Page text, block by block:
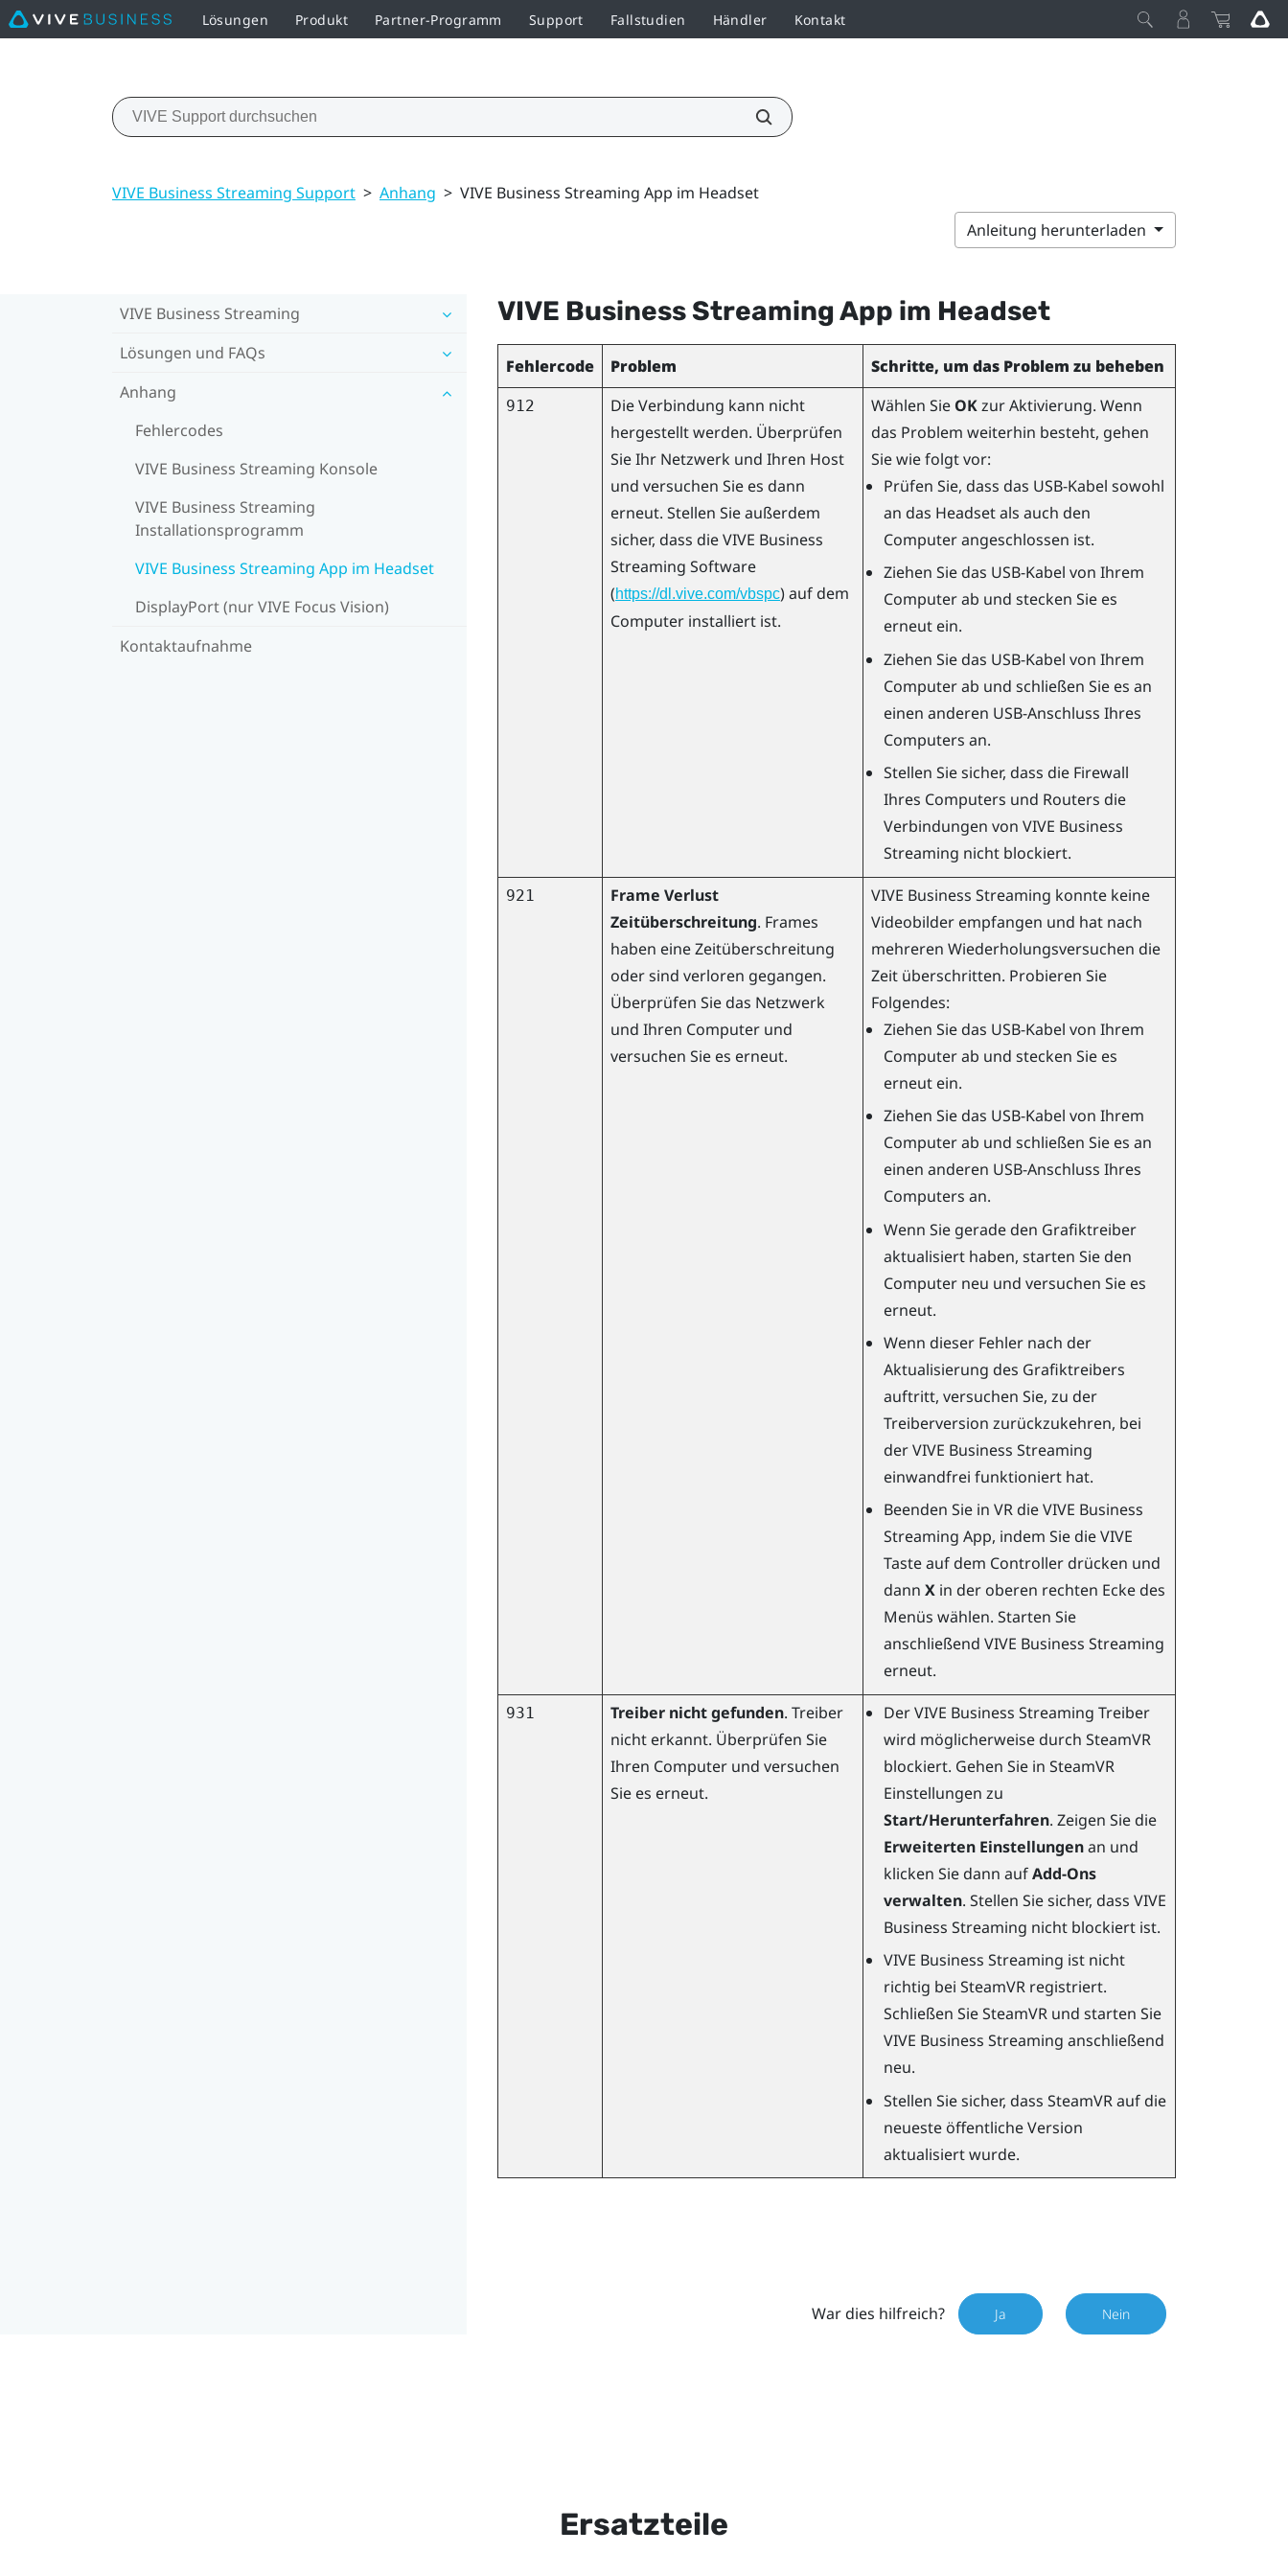
Lösungen Produkt Partner-Programm Support Fallstudien Händler Kontakt
VIVE Business Streaming Support > Anhang > VIVE Business Streaming App im Headset
Anleitung herunterladen
VIVE Business Streaming
Lösungen und FAQs
Anhang
Fehlercodes
VIVE Business Streaming Konsole
VIVE Business Streaming
Installationsprogramm
VIVE Business Streaming App im Headset
DisplayPort (nur VIVE Focus Vision)
Kontaktaufnahme
VIVE Business StreamingApp im Headset
Fehlercode Problem Schritte, um das Problem zu beheben
912
Die Verbindung kann nicht
hergestellt werden. Überprüfen
Sie Ihr Netzwerk und Ihren Host
und versuchen Sie es dann
erneut. Stellen Sie außerdem
sicher, dass dieVIVE Business
Streaming Software
(https://dl.vive.com/vbspc) auf dem
Computer installiert ist.
Wählen Sie OKzur Aktivierung. Wenn
das Problem weiterhin besteht, gehen
Sie wie folgt vor:
Prüfen Sie, dass das USB-Kabel sowohl
an das Headset als auch den
Computer angeschlossen ist.
Ziehen Sie das USB-Kabel von Ihrem
Computer ab und stecken Sie es
erneut ein.
Ziehen Sie das USB-Kabel von Ihrem
Computer ab und schließen Sie es an
einen anderen USB-Anschluss Ihres
Computers an.
Stellen Sie sicher, dass die Firewall
Ihres Computers und Routers die
Verbindungen von VIVE Business
Streaming nicht blockiert.
921
Frame Verlust
Zeitüberschreitung. Frames
haben eine Zeitüberschreitung
oder sind verloren gegangen.
Überprüfen Sie das Netzwerk
und Ihren Computer und
versuchen Sie es erneut.
VIVE Business Streaming konnte keine
Videobilder empfangen und hat nach
mehreren Wiederholungsversuchen die
Zeit überschritten. Probieren Sie
Folgendes:
Ziehen Sie das USB-Kabel von Ihrem
Computer ab und stecken Sie es
erneut ein.
Ziehen Sie das USB-Kabel von Ihrem
Computer ab und schließen Sie es an
einen anderen USB-Anschluss Ihres
Computers an.
Wenn Sie gerade den Grafiktreiber
aktualisiert haben, starten Sie den
Computer neu und versuchen Sie es
erneut.
Wenn dieser Fehler nach der
Aktualisierung des Grafiktreibers
auftritt, versuchen Sie, zu der
Treiberversion zurückzukehren, bei
derVIVE Business Streaming
einwandfrei funktioniert hat.
Beenden Sie in VR dieVIVE Business
Streaming App, indem Sie die VIVE
Taste auf dem Controller drücken und
dann Xin der oberen rechten Ecke des
Menüs wählen. Starten Sie
anschließend VIVE Business Streaming
erneut.
931 Treiber nicht gefunden. Treiber
nicht erkannt. Überprüfen Sie
Ihren Computer und versuchen
Sie es erneut.
DerVIVE Business Streaming Treiber
wird möglicherweise durch SteamVR
blockiert. Gehen Sie in SteamVR
Einstellungen zu
Start/Herunterfahren. Zeigen Sie die
Erweiterten Einstellungenan und
klicken Sie dann aufAdd-Ons
verwalten. Stellen Sie sicher, dass VIVE
Business Streaming nicht blockiert ist.
VIVE Business Streaming ist nicht
richtig bei SteamVRregistriert.
Schließen SieSteamVRund starten Sie
VIVE Business Streaming anschließend
neu.
Stellen Sie sicher, dass SteamVRauf die
neueste öffentliche Version
aktualisiert wurde.
War dies hilfreich? Ja Nein
Ersatzteile